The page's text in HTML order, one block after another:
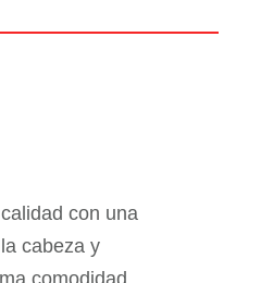
con una
cabeza y
comodidad